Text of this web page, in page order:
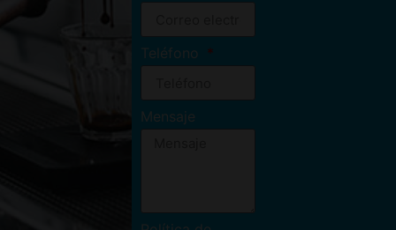
Teléfono
Mensaje